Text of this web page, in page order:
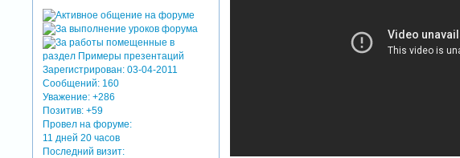
Зарегистрирован: 03-04-2011
Сообщений: 160
Уважение: +286
Позитив: +59
Провел на форуме:
11 дней 20 часов
Последний визит: